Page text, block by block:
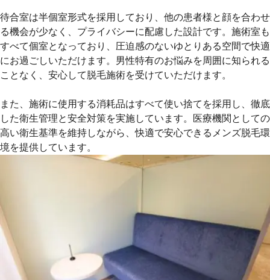
待合室は半個室形式を採用しており、他の患者様と顔を合わせ
る機会が少なく、 プライバシーに配慮 した設計です。施術室も
すべて個室となっており、圧迫感のないゆとりある空間で快適
にお過ごしいただけます。男性特有のお悩みを周囲に知られる
ことなく、安心して 脱毛施術を受けていただけます。
また、施術に使用する消耗品はすべて使い捨て を採用し、徹底
した衛生管理と安全対策を実施しています。医療機関としての
高い衛生基準を維持しながら、快適で安心できる メンズ脱毛環
境を提供しています。